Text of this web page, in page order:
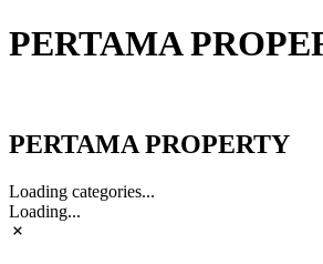
PERTAMA
PERTAMA PROPERTY
Loading categories...
Loading...